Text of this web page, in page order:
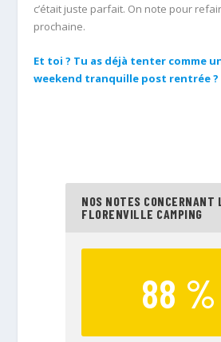
c’était juste parfait. On note pour
prochaine.
Et toi ? Tu as déjà tenter comme
weekend tranquille post rentrée ?
NOS NOTES CONCERNANT
FLORENVILLE CAMPING
88 %